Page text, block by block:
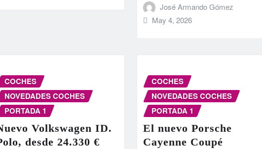
José Armando Gómez
May 4, 2026
COCHES
NOVEDADES COCHES
PORTADA 1
Volkswagen ID.
desde 24.330 €
COCHES
NOVEDADES COCHES
PORTADA 1
El nuevo Porsche
Cayenne Coupé